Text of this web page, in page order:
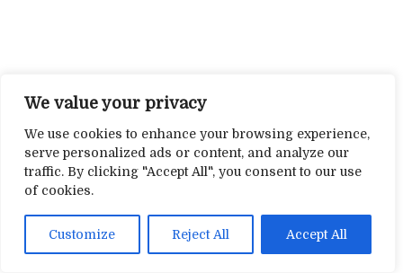
We value your privacy
We use cookies to enhance your browsing experience,
serve personalized ads or content, and analyze our
traffic. By clicking "Accept All", you consent to our use
of cookies.
Customize Reject All Accept All